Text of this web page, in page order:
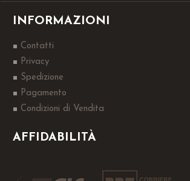
INFORMAZIONI
Contatti
Privacy
Spedizione
Pagamento
Condizioni di Vendita
AFFIDABILITÀ